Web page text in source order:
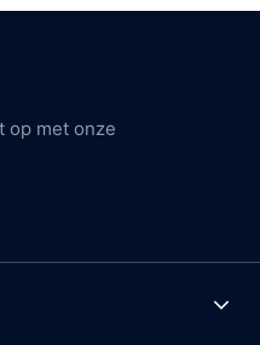
op met onze